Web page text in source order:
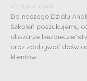
29 lipca 2026
Do naszego Działu
Szkoleń poszukujemy
obszarze
oraz zdobywać
klientów